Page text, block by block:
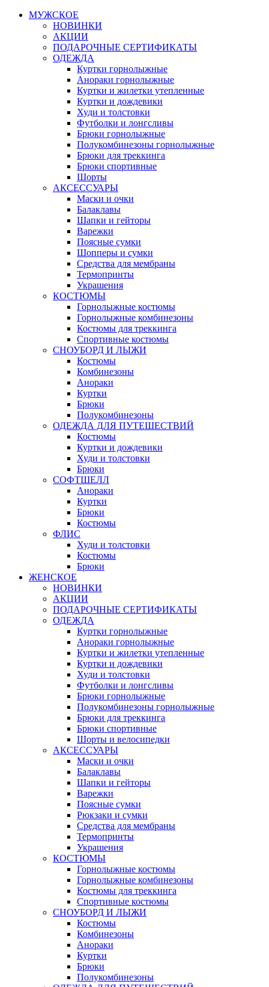
МУЖСКОЕ
НОВИНКИ
АКЦИИ
ПОДАРОЧНЫЕ СЕРТИФИКАТЫ
ОДЕЖДА
Куртки горнолыжные
Анораки горнолыжные
Куртки и жилетки утепленные
Куртки и дождевики
Худи и толстовки
Футболки и лонгсливы
Брюки горнолыжные
Полукомбинезоны горнолыжные
Брюки для треккинга
Брюки спортивные
Шорты
АКСЕССУАРЫ
Маски и очки
Балаклавы
Шапки и гейторы
Варежки
Поясные сумки
Шопперы и сумки
Средства для мембраны
Термопринты
Украшения
КОСТЮМЫ
Горнолыжные костюмы
Горнолыжные комбинезоны
Костюмы для треккинга
Спортивные костюмы
СНОУБОРД И ЛЫЖИ
Костюмы
Комбинезоны
Анораки
Куртки
Брюки
Полукомбинезоны
ОДЕЖДА ДЛЯ ПУТЕШЕСТВИЙ
Костюмы
Куртки и дождевики
Худи и толстовки
Брюки
СОФТШЕЛЛ
Анораки
Куртки
Брюки
Костюмы
ФЛИС
Худи и толстовки
Костюмы
Брюки
ЖЕНСКОЕ
НОВИНКИ
АКЦИИ
ПОДАРОЧНЫЕ СЕРТИФИКАТЫ
ОДЕЖДА
Куртки горнолыжные
Анораки горнолыжные
Куртки и жилетки утепленные
Куртки и дождевики
Худи и толстовки
Футболки и лонгсливы
Брюки горнолыжные
Полукомбинезоны горнолыжные
Брюки для треккинга
Брюки спортивные
Шорты и велосипедки
АКСЕССУАРЫ
Маски и очки
Балаклавы
Шапки и гейторы
Варежки
Поясные сумки
Рюкзаки и сумки
Средства для мембраны
Термопринты
Украшения
КОСТЮМЫ
Горнолыжные костюмы
Горнолыжные комбинезоны
Костюмы для треккинга
Спортивные костюмы
СНОУБОРД И ЛЫЖИ
Костюмы
Комбинезоны
Анораки
Куртки
Брюки
Полукомбинезоны